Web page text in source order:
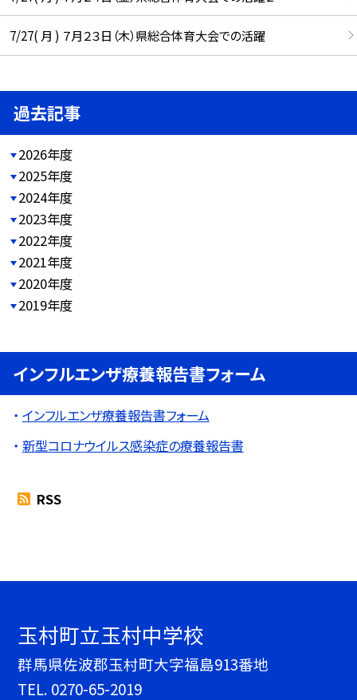
7/27( 月 ) ７月２３日（木）県総合体育大会での活躍
過去記事
2026年度
2025年度
2024年度
2023年度
2022年度
2021年度
2020年度
2019年度
インフルエンザ療養報告書フォーム
インフルエンザ療養報告書フォーム
新型コロナウイルス感染症の療養報告書
RSS
玉村町立玉村中学校
群馬県佐波郡玉村町大字福島913番地
TEL. 0270-65-2019